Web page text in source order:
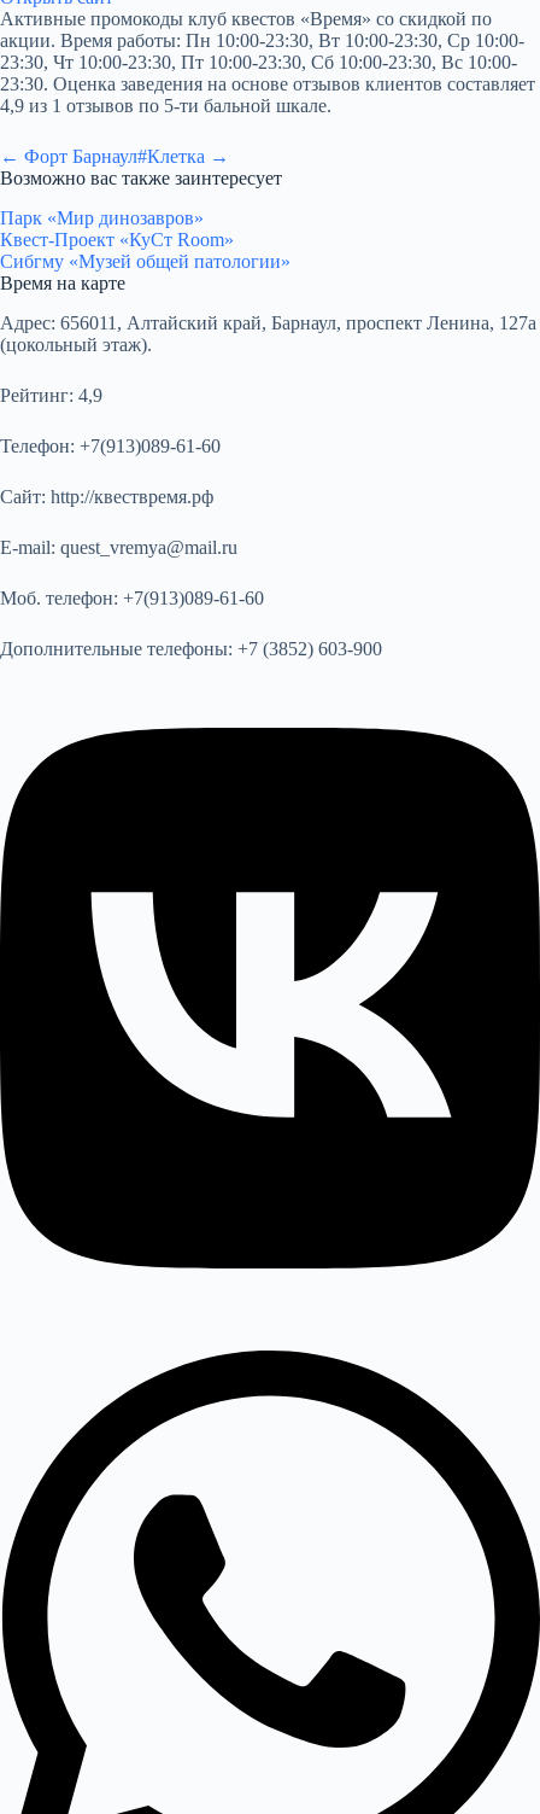
Активные промокоды клуб квестов «Время» со скидкой по
акции. Время работы: Пн 10:00-23:30, Вт 10:00-23:30, Ср 10:00-
23:30, Чт 10:00-23:30, Пт 10:00-23:30, Сб 10:00-23:30, Вс 10:00-
23:30. Оценка заведения на основе отзывов клиентов составляет
4,9 из 1 отзывов по 5-ти бальной шкале.
← Форт Барнаул#Клетка →
Возможно вас также заинтересует
Парк «Мир динозавров»
Квест-Проект «КуСт Room»
Сибгму «Музей общей патологии»
Время на карте
Адрес: 656011, Алтайский край, Барнаул, проспект Ленина, 127а
(цокольный этаж).
Рейтинг: 4,9
Телефон: +7(913)089-61-60
Сайт: http://квествремя.рф
E-mail: quest_vremya@mail.ru
Моб. телефон: +7(913)089-61-60
Дополнительные телефоны: +7 (3852) 603-900